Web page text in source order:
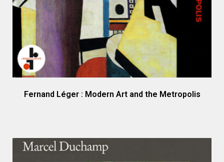
Fernand Léger : Modern Art and the Metropolis